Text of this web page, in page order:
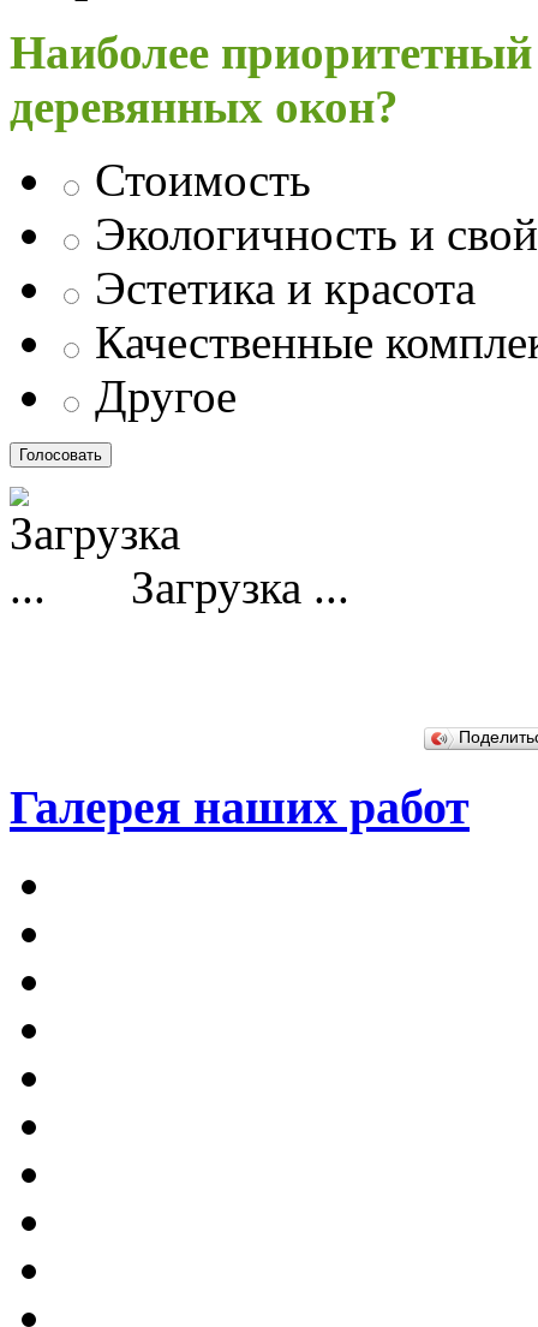
Наиболее
деревянных окон?
Стоимость
Экологичность и
Эстетика и красота
Качественные
Другое
Загрузка ...
Галерея наших работ